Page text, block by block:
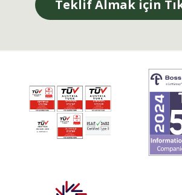
Teklif Almak için